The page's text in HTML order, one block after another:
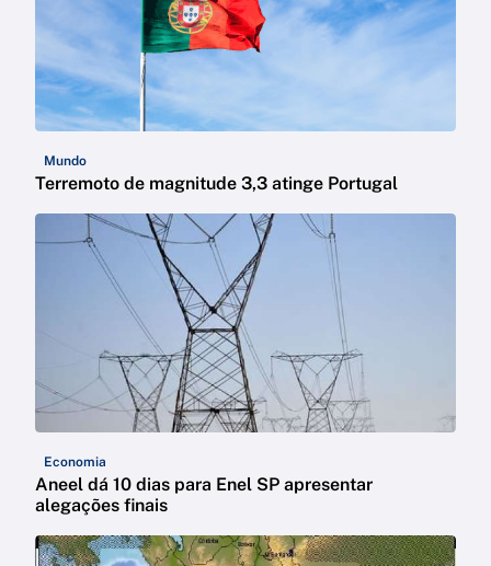
Mundo
Terremoto de magnitude 3,3 atinge Portugal
Economia
Aneel dá 10 dias para Enel SP apresentar
alegações finais